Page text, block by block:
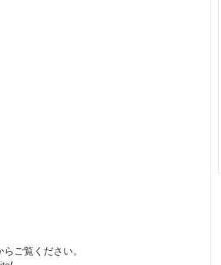
ご覧ください。